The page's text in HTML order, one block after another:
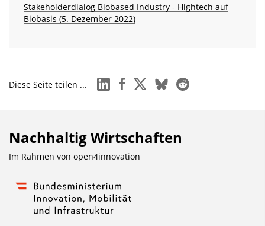
Stakeholderdialog Biobased Industry - Hightech auf
Biobasis (5. Dezember 2022)
Diese Seite teilen ... linkedinfacebook
x blueskyreddit
Nachhaltig Wirtschaften
Im Rahmen von open4innovation